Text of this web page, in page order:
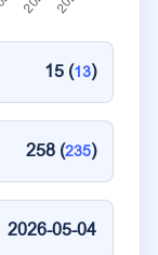
15 (13)
258 (235)
2026-05-04